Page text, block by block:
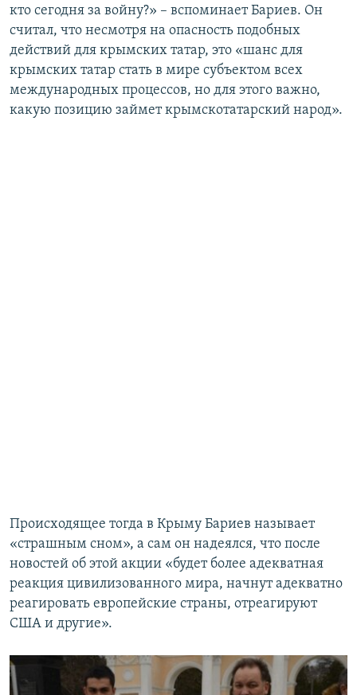
кто сегодня за войну?» – вспоминает Бариев. Он
считал, что несмотря на опасность подобных
действий для крымских татар, это «шанс для
крымских татар стать в мире субъектом всех
международных процессов, но для этого важно,
какую позицию займет крымскотатарский народ».
Происходящее тогда в Крыму Бариев называет
«страшным сном», а сам он надеялся, что после
новостей об этой акции «будет более адекватная
реакция цивилизованного мира, начнут адекватно
реагировать европейские страны, отреагируют
США и другие».